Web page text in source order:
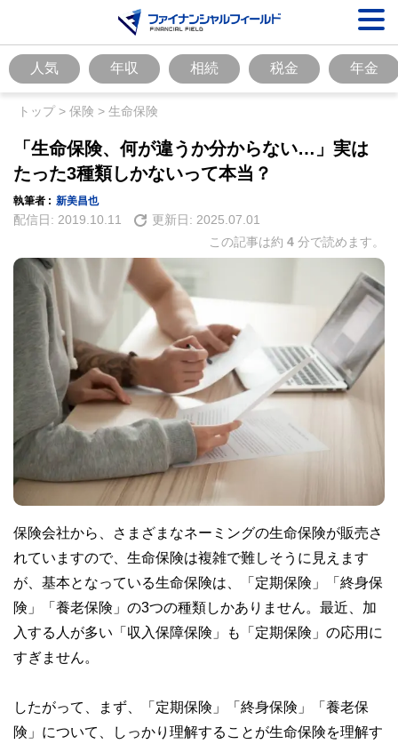
人気 年収 相続 税金 年金
トップ> 保険 > 生命保険
「生命保険、何が違うか分からない…」実は
たった3種類しかないって本当？
執筆者 : 新美昌也
配信日: 2019.10.11 更新日: 2025.07.01
この記事は約 4 分で読めます。
保険会社から、さまざまなネーミングの生命保険が販売さ
れていますので、生命保険は複雑で難しそうに見えます
が、基本となっている生命保険は、「定期保険」「終身保
険」「養老保険」の3つの種類しかありません。最近、加
入する人が多い「収入保障保険」も「定期保険」の応用に
すぎません。
したがって、まず、「定期保険」「終身保険」「養老保
険」について、しっかり理解することが生命保険を理解す